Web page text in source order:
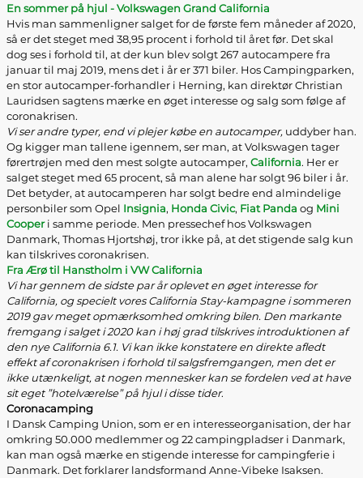
En sommer på hjul - Volkswagen Grand California
Hvis man sammenligner salget for de første fem måneder af 2020,
så er det steget med 38,95 procent i forhold til året før. Det skal
dog ses i forhold til, at der kun blev solgt 267 autocampere fra
januar til maj 2019, mens det i år er 371 biler. Hos Campingparken,
en stor autocamper-forhandler i Herning, kan direktør Christian
Lauridsen sagtens mærke en øget interesse og salg som følge af
coronakrisen.
Vi ser andre typer, end vi plejer købe en autocamper, uddyber han.
Og kigger man tallene igennem, ser man, at Volkswagen tager
førertrøjen med den mest solgte autocamper, California. Her er
salget steget med 65 procent, så man alene har solgt 96 biler i år.
Det betyder, at autocamperen har solgt bedre end almindelige
personbiler som Opel Insignia, Honda Civic, Fiat Panda og Mini
Cooperi samme periode. Men pressechef hos Volkswagen
Danmark, Thomas Hjortshøj, tror ikke på, at det stigende salg kun
kan tilskrives coronakrisen.
Fra Ærø til Hanstholm i VW California
Vi har gennem de sidste par år oplevet en øget interesse for
California, og specielt vores California Stay-kampagne i sommeren
2019 gav meget opmærksomhed omkring bilen. Den markante
fremgang i salget i 2020 kan i høj grad tilskrives introduktionen af
den nye California 6.1. Vi kan ikke konstatere en direkte afledt
effekt af coronakrisen i forhold til salgsfremgangen, men det er
ikke utænkeligt, at nogen mennesker kan se fordelen ved at have
sit eget ”hotelværelse” på hjul i disse tider.
Coronacamping
I Dansk Camping Union, som er en interesseorganisation, der har
omkring 50.000 medlemmer og 22 campingpladser i Danmark,
kan man også mærke en stigende interesse for campingferie i
Danmark. Det forklarer landsformand Anne-Vibeke Isaksen.